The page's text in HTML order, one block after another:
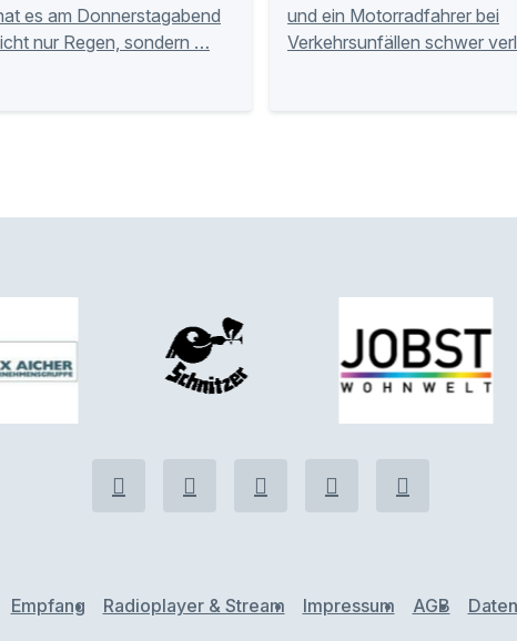
es am Donnerstagabend
nur Regen, sondern …
und ein Motorradfahrer bei
Verkehrsunfällen schwer
Empfang Radioplayer & Stream Impressum AGB